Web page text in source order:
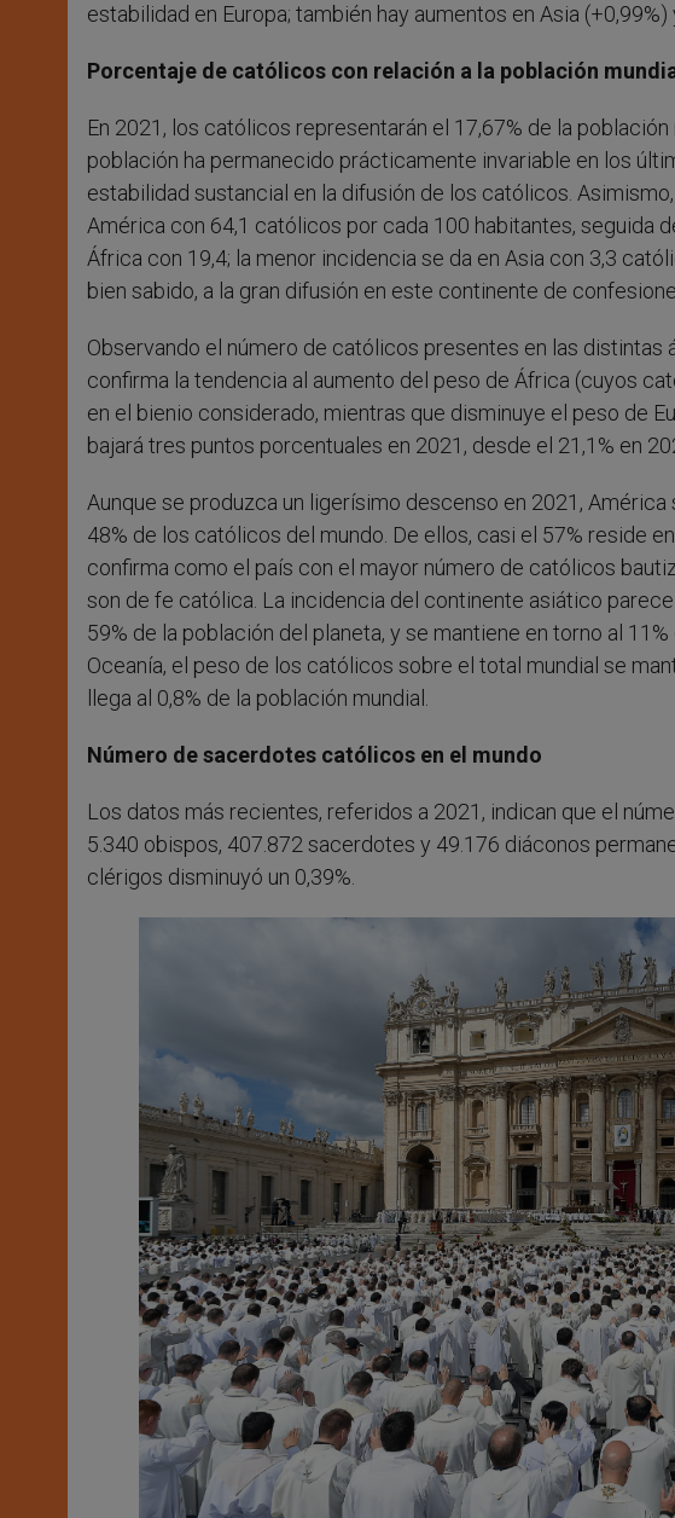
estabilidad en Europa; también hay aumentos en Asia (+0,99%)
Porcentaje de católicos con relación a la población
En 2021, los católicos representarán el 17,67% de la
población ha permanecido prácticamente invariable en los
estabilidad sustancial en la difusión de los católicos.
América con 64,1 católicos por cada 100 habitantes, seguida
África con 19,4; la menor incidencia se da en Asia con 3,3
bien sabido, a la gran difusión en este continente de
Observando el número de católicos presentes en las distintas
confirma la tendencia al aumento del peso de África (cuyos
en el bienio considerado, mientras que disminuye el peso de
bajará tres puntos porcentuales en 2021, desde el 21,1% en
Aunque se produzca un ligerísimo descenso en 2021,
48% de los católicos del mundo. De ellos, casi el 57% reside
confirma como el país con el mayor número de católicos
son de fe católica. La incidencia del continente asiático
59% de la población del planeta, y se mantiene en torno al
Oceanía, el peso de los católicos sobre el total mundial se
llega al 0,8% de la población mundial.
Número de sacerdotes católicos en el mundo
Los datos más recientes, referidos a 2021, indican que el
5.340 obispos, 407.872 sacerdotes y 49.176 diáconos
clérigos disminuyó un 0,39%.